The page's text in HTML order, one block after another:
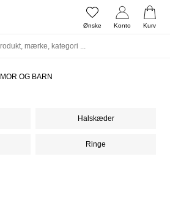
Ønske Konto Kurv
MOR OG BARN
Halskæder
Ringe